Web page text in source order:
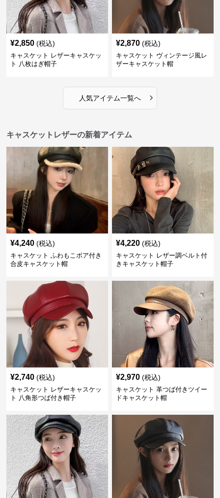
¥2,850 (税込)
キャスケット レザーキャスケッ
ト 八枚はぎ帽子
¥2,870 (税込)
キャスケット ヴィンテージ風レ
ザーキャスケット帽
人気アイテム一覧へ ›
キャスケットレザーの新着アイテム
¥4,240 (税込)
キャスケット ふわもこボア付き
合皮キャスケット帽
¥4,220 (税込)
キャスケット レザー調ベルト付
きキャスケット帽子
¥2,740 (税込)
キャスケット レザーキャスケッ
ト 八角形つば付き帽子
¥2,970 (税込)
キャスケット 革つば付きツイー
ドキャスケット帽